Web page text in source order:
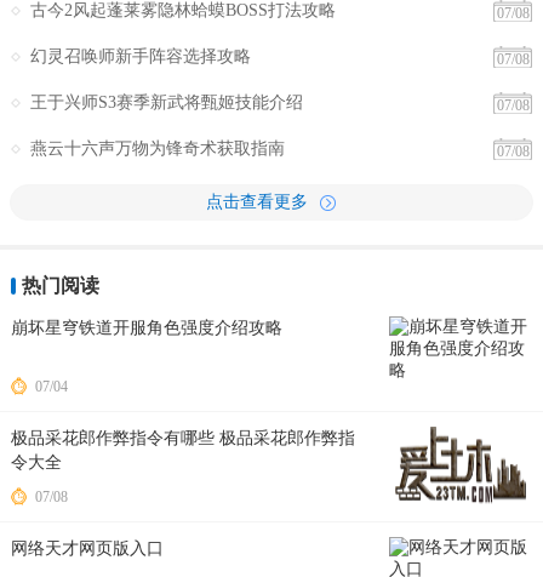
07/08
古今2风起蓬莱雾隐林蛤蟆BOSS打法攻略
07/08
幻灵召唤师新手阵容选择攻略
07/08
王于兴师S3赛季新武将甄姬技能介绍
07/08
燕云十六声万物为锋奇术获取指南
点击查看更多
热门阅读
崩坏星穹铁道开服角色强度介绍攻略
07/04
极品采花郎作弊指令有哪些 极品采花郎作弊指
令大全
07/08
网络天才网页版入口